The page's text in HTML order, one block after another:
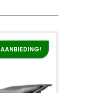
AANBIEDING!